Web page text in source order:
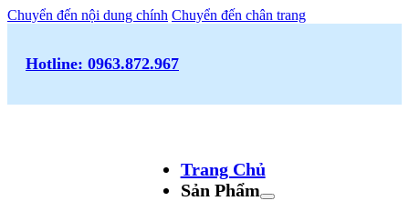
Chuyển đến nội dung chính Chuyển đến chân trang
Hotline: 0963.872.967
Trang Chủ
Sản Phẩm